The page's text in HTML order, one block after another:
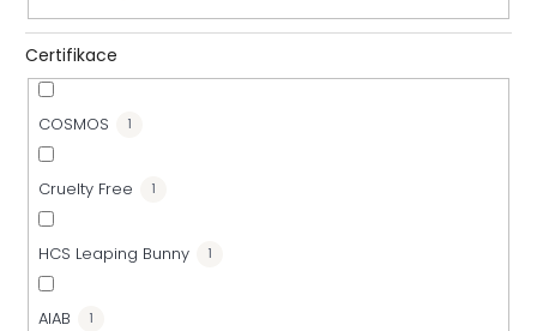
ů
Certifikace
COSMOS 1
Cruelty Free 1
HCS Leaping Bunny 1
AIAB 1